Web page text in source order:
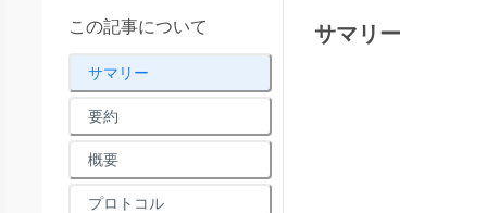
These authors contributed equally
この記事について
サマリー
要約
概要
プロトコル
サマリー